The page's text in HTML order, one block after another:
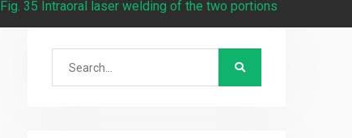
Fig. 35 Intraoral laser welding of the two portions